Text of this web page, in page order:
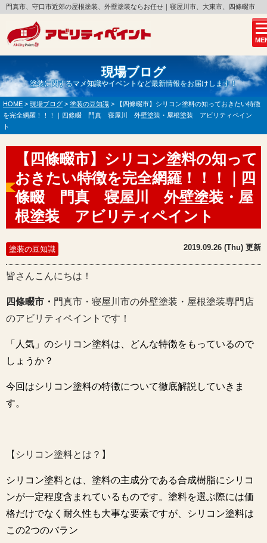
門真市、守口市近郊の屋根塗装、外壁塗装ならお任せ｜寝屋川市、大東市、四條畷市
現場ブログ
塗装に関するマメ知識やイベントなど最新情報をお届けします！
HOME > 現場ブログ > 塗装の豆知識 >
【四條畷市】シリコン塗料の知っておきたい特徴
を完全網羅！！！｜四條畷 門真 寝屋川 外壁塗装・屋根塗装 アビリティペイン
ト
【四條畷市】シリコン塗料の知って
おきたい特徴を完全網羅！！！｜四
條畷 門真 寝屋川 外壁塗装・屋
根塗装 アビリティペイント
塗装の豆知識 2019.09.26 (Thu) 更新
皆さんこんにちは！
四條畷市・ 門真市・寝屋川市の外壁塗装・屋根塗装専門店
のアビリティペイントです！
「人気」のシリコン塗料は、 どんな特徴をもっているので
しょうか？
今回はシリコン塗料の特徴について徹底解説 していきま
す。
【シリコン塗料とは？】
シリコン塗料とは、塗料の主成分である合成樹脂にシリコ
ンが一定程度含まれているものです。塗料を選ぶ際には価
格だけでなく耐久性も大事な要素ですが、シリコン塗料は
この2つのバラン